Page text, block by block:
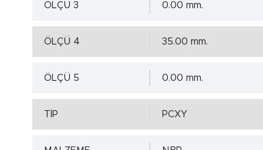
ÖLÇÜ 3 0.00 mm.
ÖLÇÜ 4 35.00 mm.
ÖLÇÜ 5 0.00 mm.
TİP PCXY